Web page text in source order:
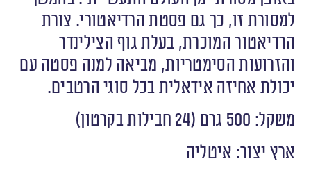
למסורת זו, כך גם פסטת הרדיאטורי. צורת
הרדיאטור המוכרת, בעלת גוף הצילינדר
והזרועות הסימטריות, מביאה למנה פסטה עם
יכולת אחיזה אידאלית בכל סוגי הרטבים.
משקל: 500 גרם (24 חבילות בקרטון)
ארץ יצור: איטליה